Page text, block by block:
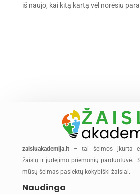
iš naujo, kai kitą kartą vėl norėsiu
zaisluakademija.lt
– tai šeimos įkurta
žaislų ir judėjimo priemonių parduotuvė.
mūsų šeimas pasiektų kokybiški žaislai.
Naudinga